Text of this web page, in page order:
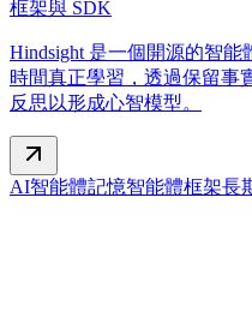
框架與 SDK
Hindsight 是一個開源的智
時間真正學習，透過保留事
反思以形成心智模型。
AI智能體記憶智能體框架長